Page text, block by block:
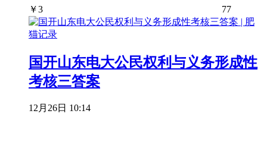
￥3 77
国开山东电大公民权利与义务形成性
考核三答案
12月26日 10:14